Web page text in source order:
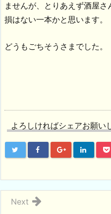
ませんが、とりあえず酒屋
損はない一本かと思います。
どうもごちそうさまでした。
よろしければシェアお願い
Next